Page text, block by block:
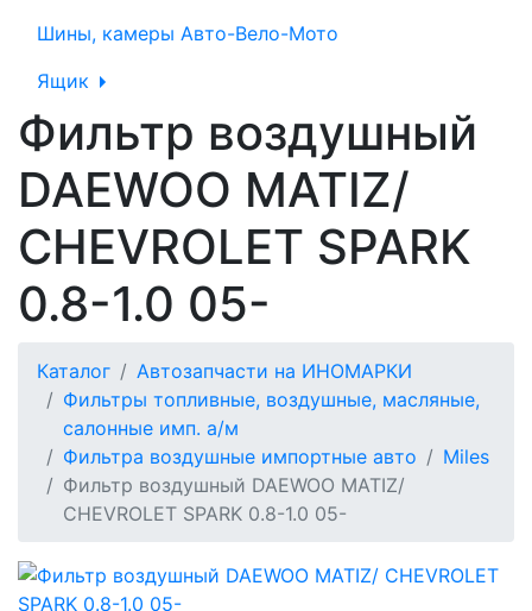
Шины, камеры Авто-Вело-Мото
Ящик
Фильтр воздушный
DAEWOO MATIZ/
CHEVROLET SPARK
0.8-1.0 05-
Каталог
Автозапчасти на ИНОМАРКИ
Фильтры топливные, воздушные, масляные,
салонные имп. а/м
Фильтра воздушные импортные авто
Miles
Фильтр воздушный DAEWOO MATIZ/
CHEVROLET SPARK 0.8-1.0 05-